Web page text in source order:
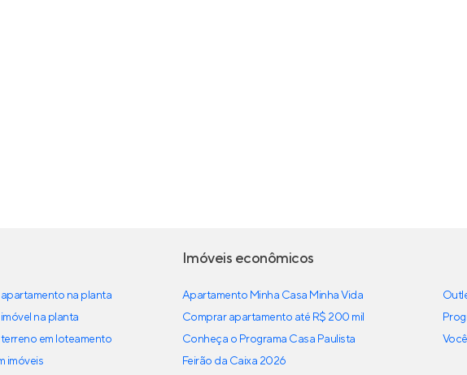
na planta
na planta
em loteamento
imóveis
Imóveis econômicos
Apartamento Minha Casa Minha Vida
Comprar apartamento até R$ 200 mil
Conheça o Programa Casa Paulista
Feirão da Caixa 2026